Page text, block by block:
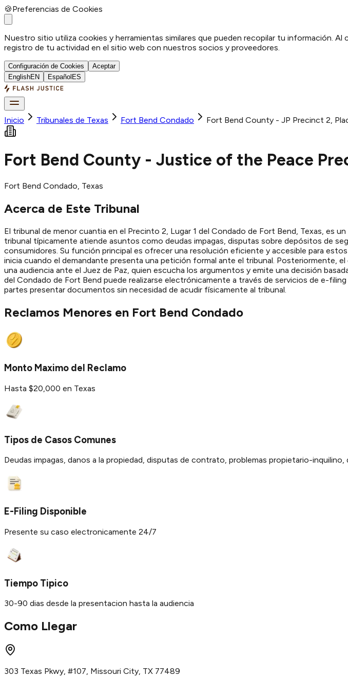
🍪Preferencias de Cookies
Nuestro sitio utiliza cookies y herramientas similares que pueden recopilar tu información. Al
registro de tu actividad en el sitio web con nuestros socios y proveedores.
Configuración de Cookies
Aceptar
EnglishEN Español ES
Inicio Tribunales de Texas Fort Bend Condado Fort Bend County - JP Precinct 2,
Fort Bend County - Justice of the Peace
Fort Bend Condado, Texas
Acerca de Este Tribunal
El tribunal de menor cuantia en el Precinto 2, Lugar 1 del Condado de Fort Bend, Texas, es
tribunal típicamente atiende asuntos como deudas impagas, disputas sobre depósitos de
consumidores. Su función principal es ofrecer una resolución eficiente y accesible para
inicia cuando el demandante presenta una petición formal ante el tribunal. Posteriormente,
una audiencia ante el Juez de Paz, quien escucha los argumentos y emite una decisión
del Condado de Fort Bend puede realizarse electrónicamente a través de servicios de e-
partes presentar documentos sin necesidad de acudir físicamente al tribunal.
Reclamos Menores en Fort Bend Condado
Monto Maximo del Reclamo
Hasta $20,000 en Texas
Tipos de Casos Comunes
Deudas impagas, danos a la propiedad, disputas de contrato, problemas propietario-
E-Filing Disponible
Presente su caso electronicamente 24/7
Tiempo Tipico
30-90 dias desde la presentacion hasta la audiencia
Como Llegar
303 Texas Pkwy, #107, Missouri City, TX 77489